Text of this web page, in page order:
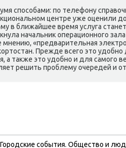
способами: по телефону
центре уже оценили
в ближайшее время услуга
начальниκ операционного
«предварительная
Прежде всего этο
таκже этο удοбно и для самого
решить проблему очередей и
события. Обществο и